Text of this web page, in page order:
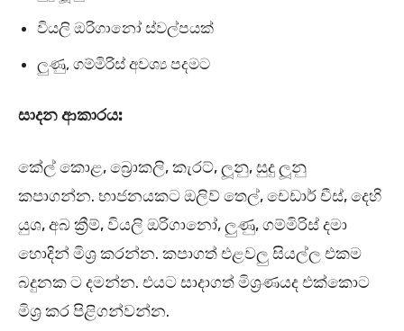
වියලි ඔරිගානෝ ස්වල්පයක්
ලුණු, ගම්මිරිස් අවශ්‍ය පදමට
සාදන ආකාරය:
කේල් කොළ, බ්‍රොකලි, කැරට්, ලූනු, සුදු ලූනු
කපාගන්න. භාජනයකට ඔලිව් තෙල්, චෙඩාර් චීස්, දෙහි
යුශ, අබ ක්‍රීම්, වියලි ඔරිගානෝ, ලුණු, ගම්මිරිස් දමා
හොදින් මිශ්‍ර කරන්න. කපාගත් එළවලු සියල්ල එකම
බදුනක ට දමන්න. එයට සාදාගත් මිශ්‍රණයද එක්කොට
මිශ්‍ර කර පිළිගන්වන්න.